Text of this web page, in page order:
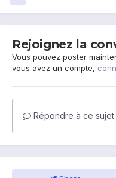
Rejoignez la
Vous pouvez poster
vous avez un compte,
Répondre à ce